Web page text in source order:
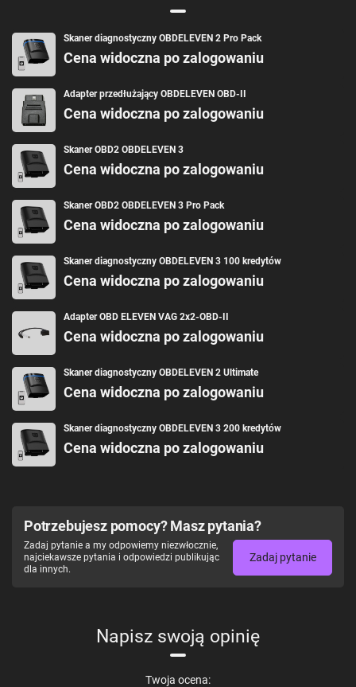
Skaner diagnostyczny OBDELEVEN 2 Pro Pack
Cena widoczna po zalogowaniu
Adapter przedłużający OBDELEVEN OBD-II
Cena widoczna po zalogowaniu
Skaner OBD2 OBDELEVEN 3
Cena widoczna po zalogowaniu
Skaner OBD2 OBDELEVEN 3 Pro Pack
Cena widoczna po zalogowaniu
Skaner diagnostyczny OBDELEVEN 3 100 kredytów
Cena widoczna po zalogowaniu
Adapter OBD ELEVEN VAG 2x2-OBD-II
Cena widoczna po zalogowaniu
Skaner diagnostyczny OBDELEVEN 2 Ultimate
Cena widoczna po zalogowaniu
Skaner diagnostyczny OBDELEVEN 3 200 kredytów
Cena widoczna po zalogowaniu
Potrzebujesz pomocy? Masz pytania?
Zadaj pytanie a my odpowiemy niezwłocznie,
najciekawsze pytania i odpowiedzi publikując
dla innych.
Zadaj pytanie
Napisz swoją opinię
Twoja ocena: